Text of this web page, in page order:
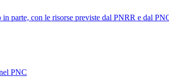
parte, con le risorse previste dal PNRR e dal
PNC